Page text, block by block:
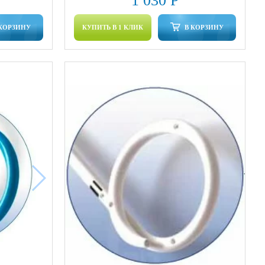
КУПИТЬ В 1 КЛИК В КОРЗИНУ